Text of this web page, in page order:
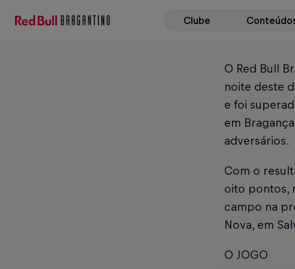
Clube
O Red Bull
noite deste
e foi
em
adversários.
Com o
oito pontos,
campo na
Nova, em
O JOGO